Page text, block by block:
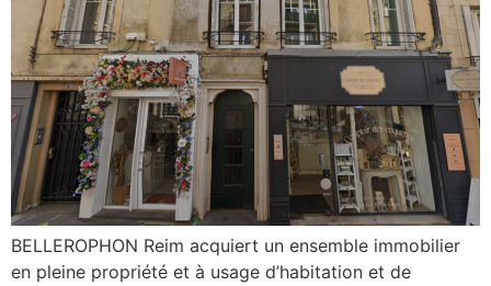
BELLEROPHON Reim acquiert un ensemble immobilier
en pleine propriété et à usage d’habitation et de